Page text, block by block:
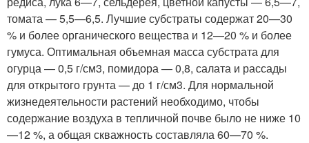
томата — 5,5—6,5. Лучшие субстраты содержат 20—30
% и более органического вещества и 12—20 % и более
гумуса. Оптимальная объемная масса субстрата для
огурца — 0,5 г/см3, помидора — 0,8, салата и рассады
для открытого грунта — до 1 г/см3. Для нормальной
жизнедеятельности растений необходимо, чтобы
содержание воздуха в тепличной почве было не ниже 10
—12 %, а общая скважность составляла 60—70 %.